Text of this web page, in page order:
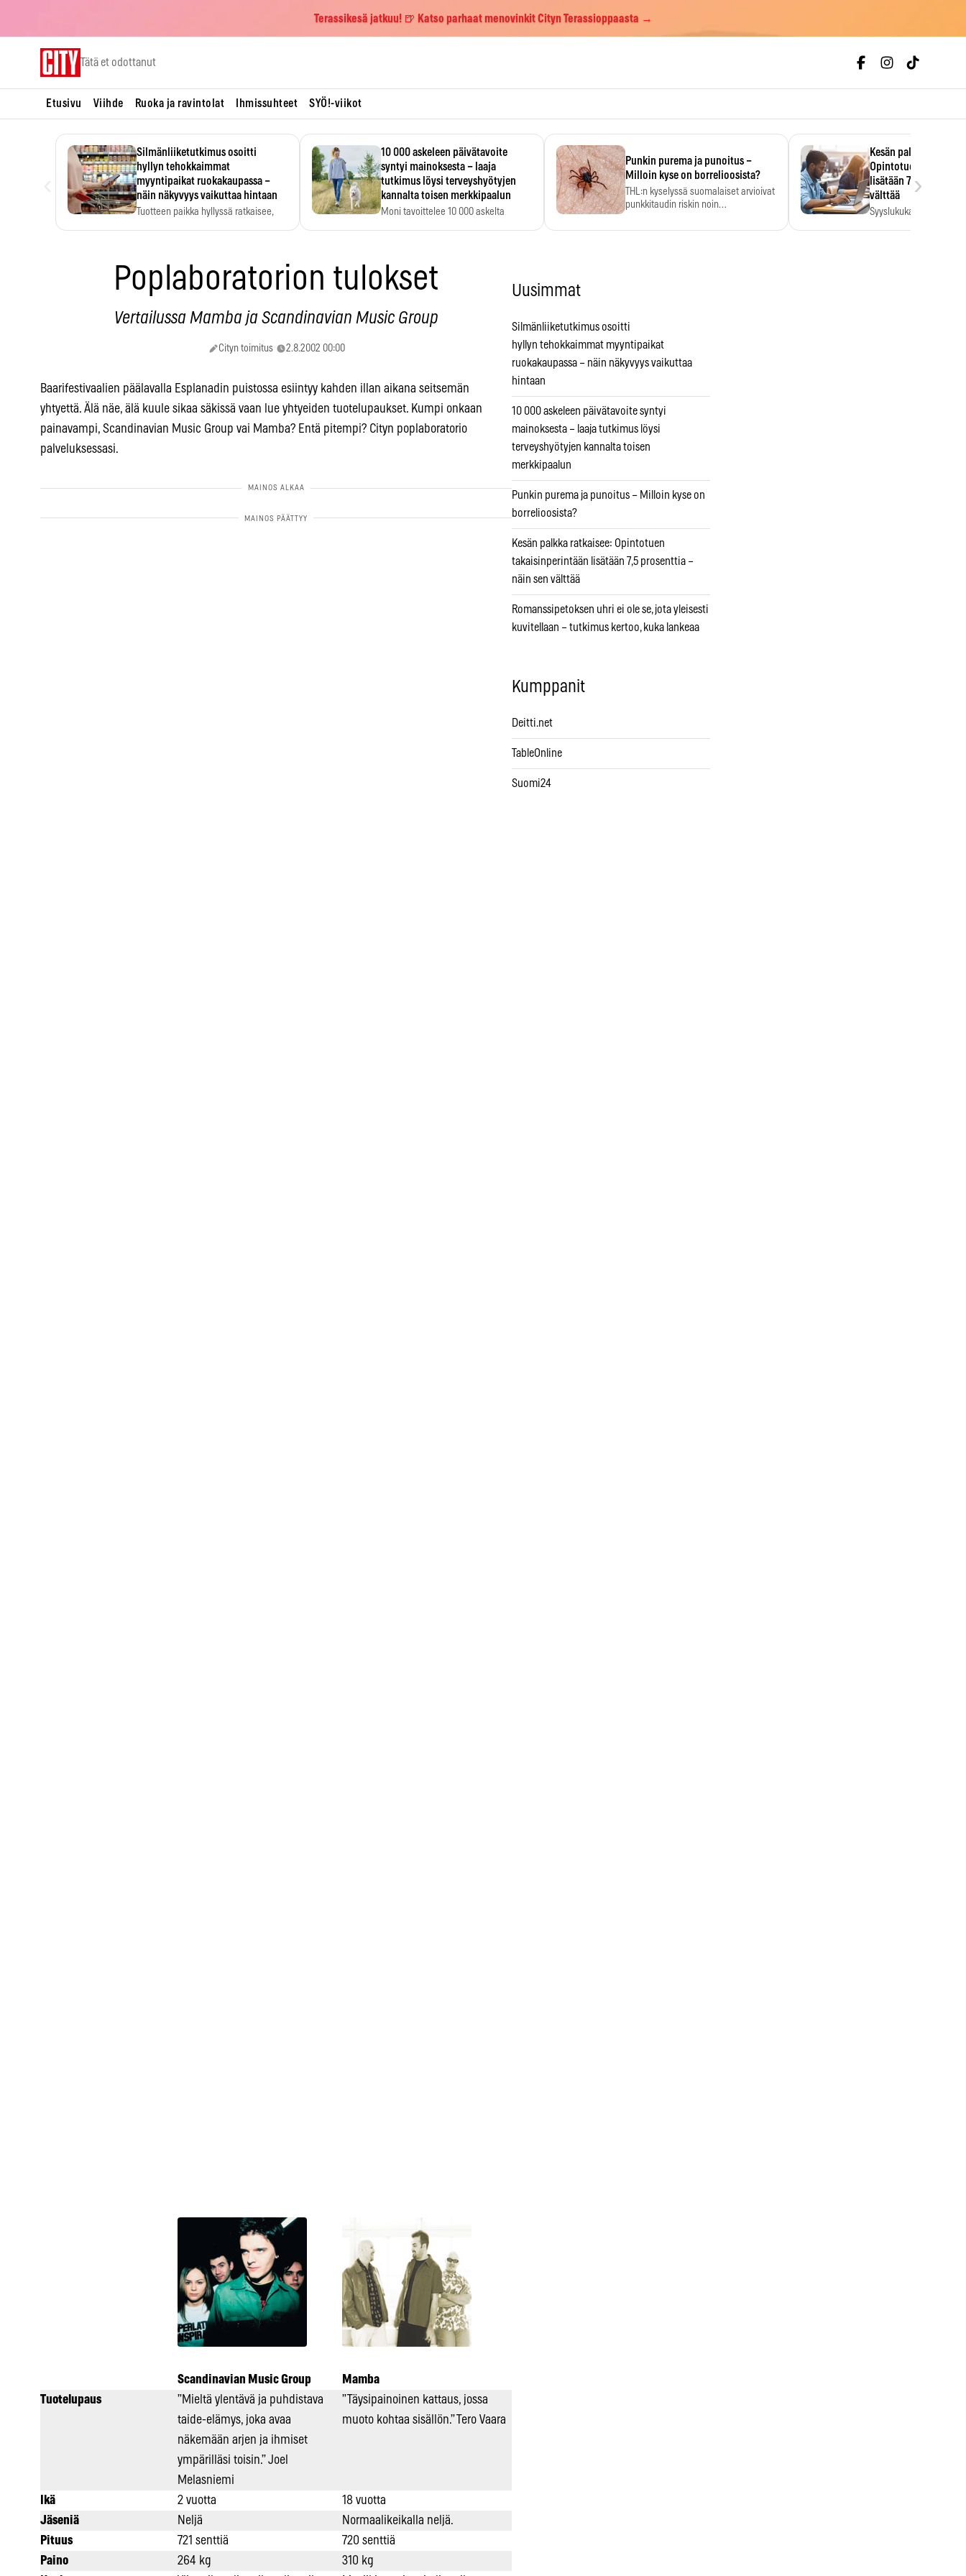
Terassikesä jatkuu! 🍺 Katso parhaat menovinkit Cityn Terassioppaasta →
Tätä et odottanut
Etusivu Viihde Ruoka ja ravintolat Ihmissuhteet SYÖ!-viikot
Silmänliiketutkimus osoitti
hyllyn tehokkaimmat
myyntipaikat ruokakaupassa –
näin näkyvyys vaikuttaa hintaan
Tuotteen paikka hyllyssä ratkaisee,
10 000 askeleen päivätavoite
syntyi mainoksesta – laaja
tutkimus löysi terveyshyötyjen
kannalta toisen merkkipaalun
Moni tavoittelee 10 000 askelta
Punkin purema ja punoitus –
Milloin kyse on borrelioosista?
THL:n kyselyssä suomalaiset arvioivat
punkkitaudin riskin noin
Kesän palkka
Opintotuen
lisätään 7,5
välttää
Syyslukukauden
›
Poplaboratorion tulokset
Vertailussa Mamba ja Scandinavian Music Group
Cityn toimitus 2.8.2002 00:00
Baarifestivaalien päälavalla Esplanadin puistossa esiintyy kahden illan aikana seitsemän
yhtyettä. Älä näe, älä kuule sikaa säkissä vaan lue yhtyeiden tuotelupaukset. Kumpi onkaan
painavampi, Scandinavian Music Group vai Mamba? Entä pitempi? Cityn poplaboratorio
palveluksessasi.
Scandinavian Music Group
Mamba
Tuotelupaus
”Mieltä ylentävä ja puhdistava
taide-elämys, joka avaa
näkemään arjen ja ihmiset
ympärilläsi toisin.” Joel
Melasniemi
”Täysipainoinen kattaus, jossa
muoto kohtaa sisällön.” Tero Vaara
Ikä 2 vuotta
18 vuotta
Jäseniä
Neljä
Normaalikeikalla neljä.
Pituus
721 senttiä
720 senttiä
Paino
264 kg
310 kg
Uusimmat
Silmänliiketutkimus osoitti
hyllyn tehokkaimmat myyntipaikat
ruokakaupassa – näin näkyvyys vaikuttaa
hintaan
10 000 askeleen päivätavoite syntyi
mainoksesta – laaja tutkimus löysi
terveyshyötyjen kannalta toisen
merkkipaalun
Punkin purema ja punoitus – Milloin kyse on
borrelioosista?
Kesän palkka ratkaisee: Opintotuen
takaisinperintään lisätään 7,5 prosenttia –
näin sen välttää
Romanssipetoksen uhri ei ole se, jota yleisesti
kuvitellaan – tutkimus kertoo, kuka lankeaa
Kumppanit
Deitti.net
TableOnline
Suomi24